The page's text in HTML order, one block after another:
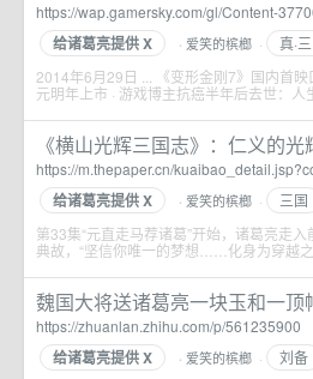
https://wap.gamersky.com/gl/Content-
给诸葛亮提供 X · 爱笑的槟榔 · 真·
2014年6月29日 ... 《变形金刚7》国内首
元明年上市 · 游戏博主抗癌半年后去世：人
《横山光辉三国志》：仁义的
https://m.thepaper.cn/
给诸葛亮提供 X · 爱笑的槟榔 · 三国
第33集“元直走马荐诸葛”开始，诸葛亮走
典故，“坚信你唯一的梦想……化身为穿越之
魏国大将送诸葛亮一块玉和一
https://zhuanlan.zhihu.com/p/561235900
给诸葛亮提供 X · 爱笑的槟榔 · 刘备